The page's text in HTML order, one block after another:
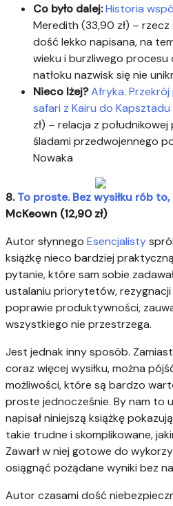
Co było dalej:Historia
Meredith (33,90 zł) –
dość lekko napisana, na
wieku i burzliwego procesu
natłoku nazwisk się nie
Nieco lżej?Afryka. Przekrój
safari z Kairu do Kapsztadu
zł) – relacja z
śladami przedwojennego
Nowaka
8.To proste. Bez wysiłku rób
McKeown (12,90 zł)
Autor słynnego Esencjalisty
książkę nieco bardziej
pytanie, które sam sobie
ustalaniu priorytetów,
poprawie produktywności,
wszystkiego nie przestrzega.
Jest jednak inny sposób.
coraz więcej wysiłku, można
możliwości, które są bardzo
proste jednocześnie. By nam to
napisał niniejszą książkę
takie trudne i skomplikowane,
Zawarł w niej gotowe do
osiągnąć pożądane wyniki bez
Autor czasami dość